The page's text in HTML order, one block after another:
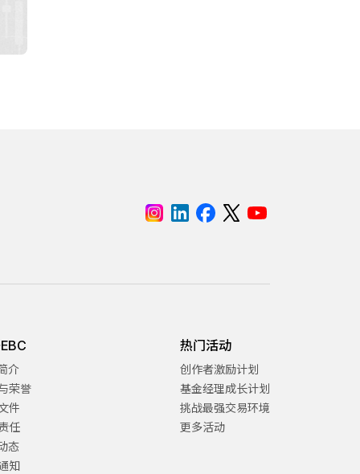
介
荣誉
件
任
态
知
热门活动
创作者激励计划
基金经理成长计划
挑战最强交易环境
更多活动